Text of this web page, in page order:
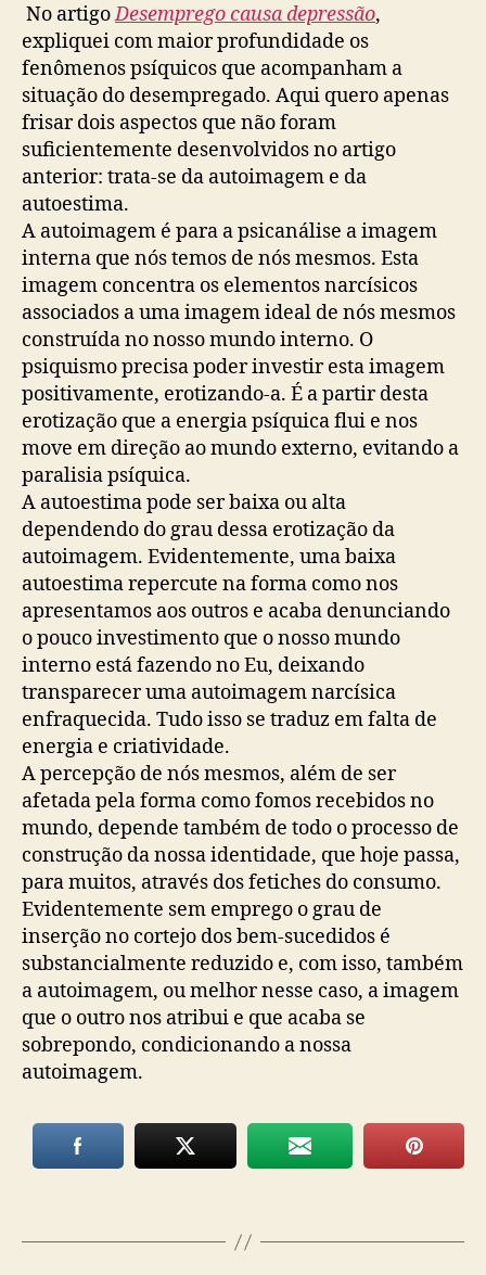
No artigoDesemprego causa depressão,
expliquei com maior profundidade os
fenômenos psíquicos que acompanham a
situação do desempregado. Aqui quero apenas
frisar dois aspectos que não foram
suficientemente desenvolvidos no artigo
anterior: trata-se da autoimagem e da
autoestima.
A autoimagem é para a psicanálise a imagem
interna que nós temos de nós mesmos. Esta
imagem concentra os elementos narcísicos
associados a uma imagem ideal de nós mesmos
construída no nosso mundo interno. O
psiquismo precisa poder investir esta imagem
positivamente, erotizando-a. É a partir desta
erotização que a energia psíquica flui e nos
move em direção ao mundo externo, evitando a
paralisia psíquica.
A autoestima pode ser baixa ou alta
dependendo do grau dessa erotização da
autoimagem. Evidentemente, uma baixa
autoestima repercute na forma como nos
apresentamos aos outros e acaba denunciando
o pouco investimento que o nosso mundo
interno está fazendo no Eu, deixando
transparecer uma autoimagem narcísica
enfraquecida. Tudo isso se traduz em falta de
energia e criatividade.
A percepção de nós mesmos, além de ser
afetada pela forma como fomos recebidos no
mundo, depende também de todo o processo de
construção da nossa identidade, que hoje passa,
para muitos, através dos fetiches do consumo.
Evidentemente sem emprego o grau de
inserção no cortejo dos bem-sucedidos é
substancialmente reduzido e, com isso, também
a autoimagem, ou melhor nesse caso, a imagem
que o outro nos atribui e que acaba se
sobrepondo, condicionando a nossa
autoimagem.